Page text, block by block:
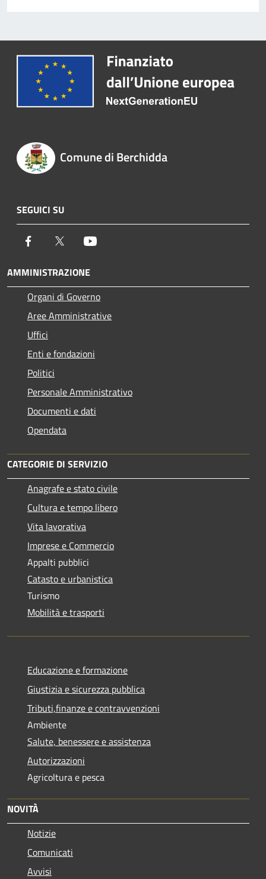
Comune di Berchidda
SEGUICI SU
Facebook Twitter
AMMINISTRAZIONE
Organi di Governo
Aree Amministrative
Uffici
Enti e fondazioni
Politici
Personale Amministrativo
Documenti e dati
Opendata
CATEGORIE DI SERVIZIO
Anagrafe e stato civile
Cultura e tempo libero
Vita lavorativa
Imprese e Commercio
Appalti pubblici
Catasto e urbanistica
Turismo
Mobilità e trasporti
Educazione e formazione
Giustizia e sicurezza pubblica
Tributi,finanze e contravvenzioni
Ambiente
Salute, benessere e assistenza
Autorizzazioni
Agricoltura e pesca
NOVITÀ
Notizie
Comunicati
Avvisi